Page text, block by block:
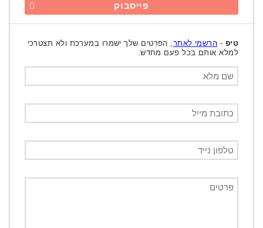
פייסבוק
טיפ - הרשמי לאתר, הפרטים שלך ישמרו במערכת ולא תצטרכי
למלא אותם בכל פעם מחדש.